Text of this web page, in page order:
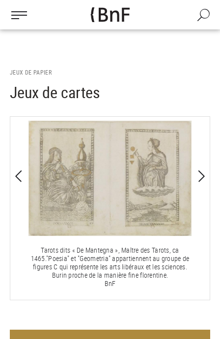
contenu
Recherche
JEUX DE PAPIER
Jeux de cartes
Tarots dits « De Mantegna », Maître des Tarots, ca
1465."Poesia" et "Geometria" appartiennent au groupe de
figures C qui représente les arts libéraux et les sciences.
Burin proche de la manière fine florentine.
BnF